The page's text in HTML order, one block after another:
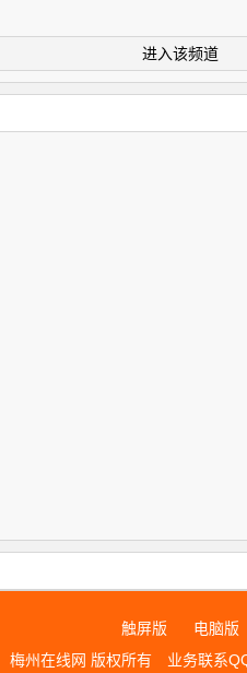
进入该频道
触屏版
电脑版
梅州在线网 版权所有
业务联系